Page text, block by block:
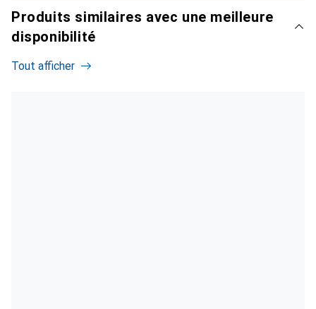
Produits similaires avec une meilleure
disponibilité
Tout afficher